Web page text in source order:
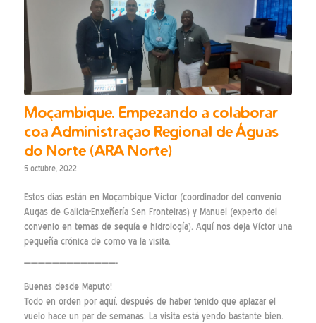
Moçambique. Empezando a colaborar
coa Administraçao Regional de Águas
do Norte (ARA Norte)
5 octubre, 2022
Estos días están en Moçambique Víctor (coordinador del convenio
Augas de Galicia-Enxeñería Sen Fronteiras) y Manuel (experto del
convenio en temas de sequía e hidrología). Aquí nos deja Víctor una
pequeña crónica de como va la visita.
—————————————-
Buenas desde Maputo!
Todo en orden por aquí, después de haber tenido que aplazar el
vuelo hace un par de semanas. La visita está yendo bastante bien.